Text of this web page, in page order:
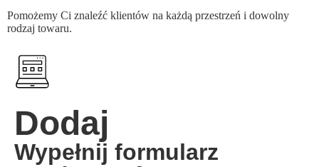
Pomożemy Ci znaleźć klientów na każdą przestrzeń i dowolny
rodzaj towaru.
Dodaj
Wypełnij formularz